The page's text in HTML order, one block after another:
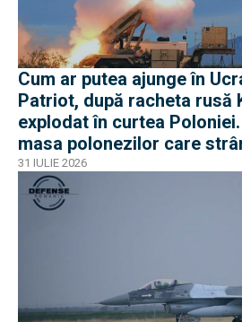
Cum ar putea ajunge în
Patriot, după racheta rusă
explodat în curtea
masa polonezilor care
31 IULIE 2026